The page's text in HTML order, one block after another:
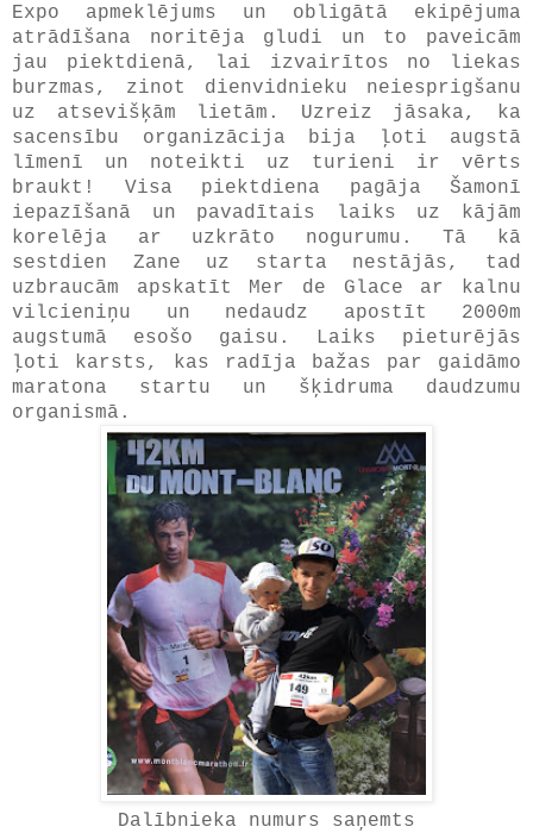
Expo apmeklējums un obligātā ekipējuma
atrādīšana noritēja gludi un to paveicām
jau piektdienā, lai izvairītos no liekas
burzmas, zinot dienvidnieku neiesprigšanu
uz atsevišķām lietām. Uzreiz jāsaka, ka
sacensību organizācija bija ļoti augstā
līmenī un noteikti uz turieni ir vērts
braukt! Visa piektdiena pagāja Šamonī
iepazīšanā un pavadītais laiks uz kājām
korelēja ar uzkrāto nogurumu. Tā kā
sestdien Zane uz starta nestājās, tad
uzbraucām apskatīt Mer de Glace ar kalnu
vilcieniņu un nedaudz apostīt 2000m
augstumā esošo gaisu. Laiks pieturējās
ļoti karsts, kas radīja bažas par gaidāmo
maratona startu un šķidruma daudzumu
organismā.
Dalībnieka numurs saņemts